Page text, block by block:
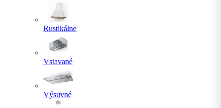
Rustikálne
Vstavané
Výsuvné